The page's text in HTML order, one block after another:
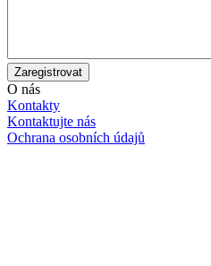
Zaregistrovat
O nás
Kontakty
Kontaktujte nás
Ochrana osobních údajů